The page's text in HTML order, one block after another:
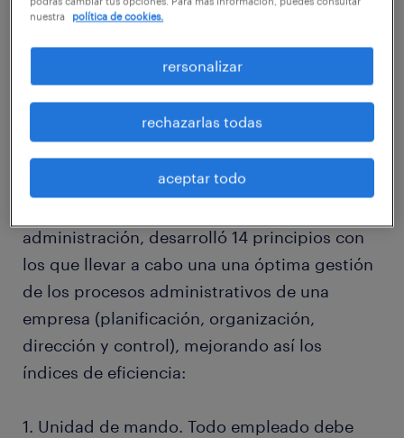
gestión empresarial está asegurado.
Grandes multinacionalesse rigen por las
exactamente esta doctrina?
Los 14 principios de Fayol
administración, desarrolló 14 principios con
los que llevar a cabo una una óptima gestión
de los procesos administrativos de una
empresa (planificación, organización,
dirección y control), mejorando así los
índices de eficiencia:
1. Unidad de mando. Todo empleado debe
nuestra
política de cookies.
rersonalizar
rechazarlas todas
aceptar todo